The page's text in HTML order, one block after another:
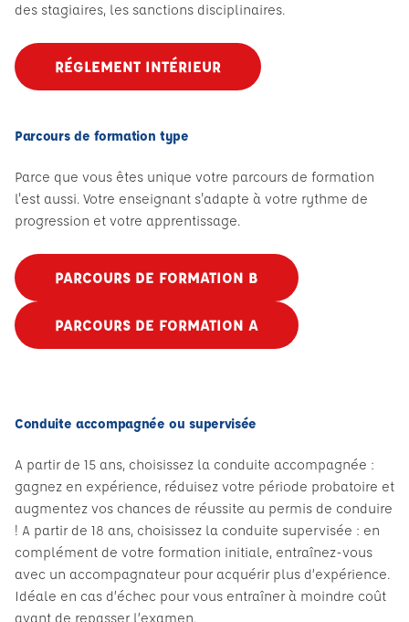
des stagiaires, les sanctions disciplinaires.
RÉGLEMENT INTÉRIEUR
Parcours de formation type
Parce que vous êtes unique votre parcours de formation
l'est aussi. Votre enseignant s'adapte à votre rythme de
progression et votre apprentissage.
PARCOURS DE FORMATION B
PARCOURS DE FORMATION A
Conduite accompagnée ou supervisée
A partir de 15 ans, choisissez la conduite accompagnée :
gagnez en expérience, réduisez votre période probatoire et
augmentez vos chances de réussite au permis de conduire
! A partir de 18 ans, choisissez la conduite supervisée : en
complément de votre formation initiale, entraînez-vous
avec un accompagnateur pour acquérir plus d’expérience.
Idéale en cas d’échec pour vous entraîner à moindre coût
avant de repasser l’examen.